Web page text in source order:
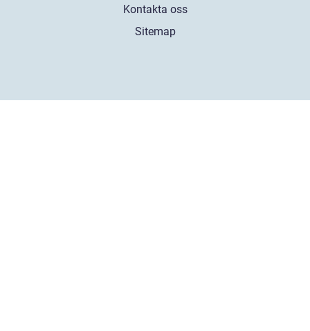
Kontakta oss
Sitemap